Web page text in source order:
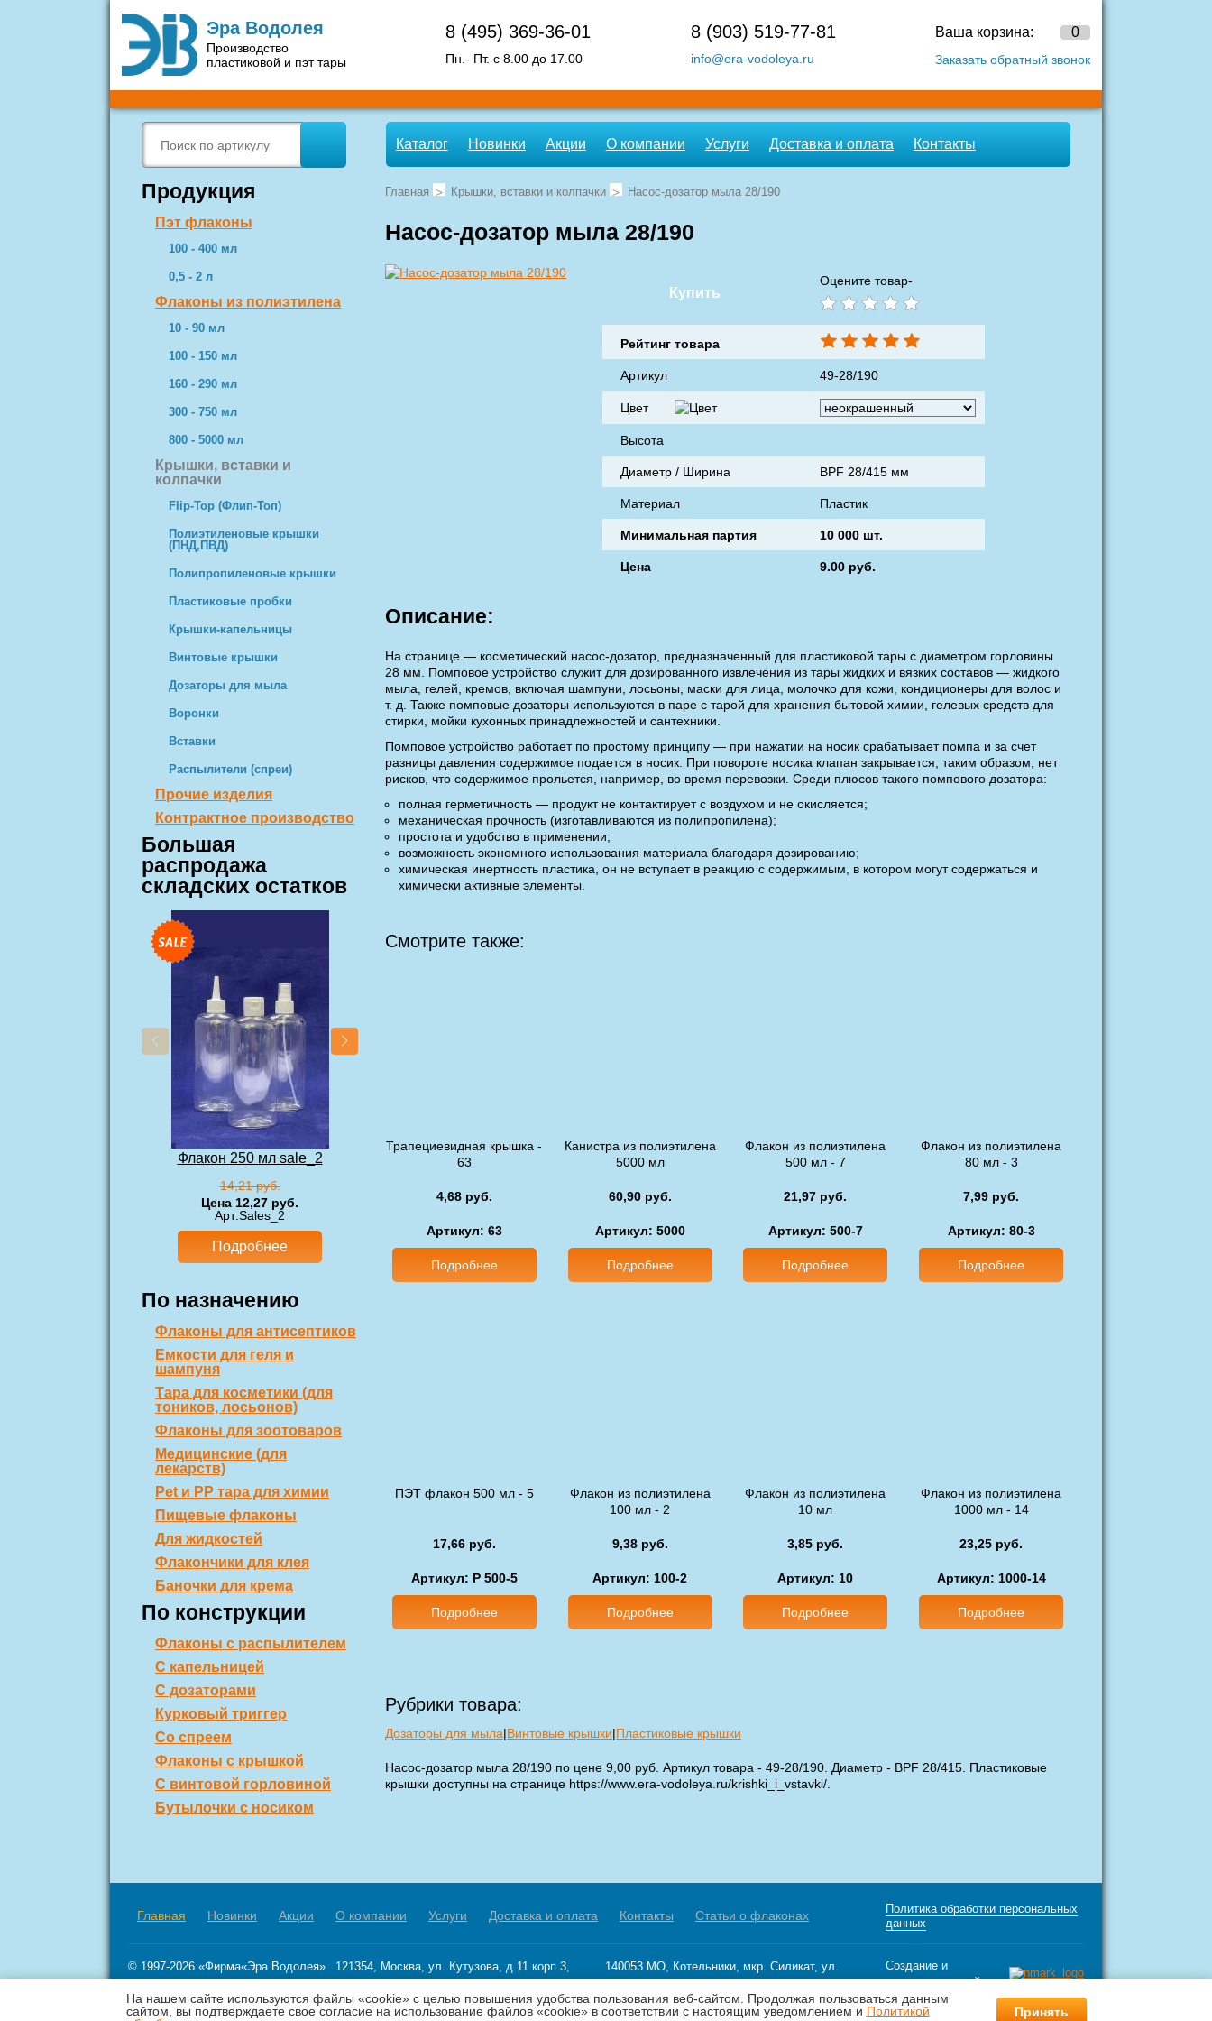
Эра Водолея
Производство
пластиковой и пэт тары
8 (495) 369-36-01
Пн.- Пт. c 8.00 до 17.00
8 (903) 519-77-81
info@era-vodoleya.ru
Ваша корзина: 0
Заказать обратный звонок
Каталог Новинки Акции О компании Услуги Доставка и оплата Контакты
Продукция
Пэт флаконы
100 - 400 мл
0,5 - 2 л
Флаконы из полиэтилена
10 - 90 мл
100 - 150 мл
160 - 290 мл
300 - 750 мл
800 - 5000 мл
Крышки, вставки и
колпачки
Flip-Top (Флип-Топ)
Полиэтиленовые крышки
(ПНД,ПВД)
Полипропиленовые крышки
Пластиковые пробки
Крышки-капельницы
Винтовые крышки
Дозаторы для мыла
Воронки
Вставки
Распылители (спреи)
Прочие изделия
Контрактное производство
Большая
распродажа
складских остатков
Флакон 250 мл sale_2
14,21 руб.
Цена 12,27 руб.
Арт:Sales_2
Подробнее
Флакон 1000 мл sale_6
По назначению
Флаконы для антисептиков
Емкости для геля и
шампуня
Тара для косметики (для
тоников, лосьонов)
Флаконы для зоотоваров
Медицинские (для
лекарств)
Pet и PP тара для химии
Пищевые флаконы
Для жидкостей
Флакончики для клея
Баночки для крема
По конструкции
Флаконы с распылителем
С капельницей
С дозаторами
Курковый триггер
Со спреем
Флаконы с крышкой
С винтовой горловиной
Бутылочки с носиком
Главная Крышки, вставки и колпачки Насос-дозатор мыла 28/190
Насос-дозатор мыла 28/190
Купить
Оцените товар-
Рейтинг товара
Артикул 49-28/190
Цвет
Высота
Диаметр / Ширина BPF 28/415 мм
Материал Пластик
Минимальная партия 10 000 шт.
Цена 9.00 руб.
Описание:
На странице — косметический насос-дозатор, предназначенный для пластиковой тары с диаметром горловины
28 мм. Помповое устройство служит для дозированного извлечения из тары жидких и вязких составов — жидкого
мыла, гелей, кремов, включая шампуни, лосьоны, маски для лица, молочко для кожи, кондиционеры для волос и
т. д. Также помповые дозаторы используются в паре с тарой для хранения бытовой химии, гелевых средств для
стирки, мойки кухонных принадлежностей и сантехники.
Помповое устройство работает по простому принципу — при нажатии на носик срабатывает помпа и за счет
разницы давления содержимое подается в носик. При повороте носика клапан закрывается, таким образом, нет
рисков, что содержимое прольется, например, во время перевозки. Среди плюсов такого помпового дозатора:
полная герметичность — продукт не контактирует с воздухом и не окисляется;
механическая прочность (изготавливаются из полипропилена);
простота и удобство в применении;
возможность экономного использования материала благодаря дозированию;
химическая инертность пластика, он не вступает в реакцию с содержимым, в котором могут содержаться и
химически активные элементы.
Смотрите также:
Трапециевидная крышка -
63
4,68 руб.
Артикул: 63
Подробнее
Канистра из полиэтилена
5000 мл
60,90 руб.
Артикул: 5000
Подробнее
Флакон из полиэтилена
500 мл - 7
21,97 руб.
Артикул: 500-7
Подробнее
Флакон из полиэтилена
80 мл - 3
7,99 руб.
Артикул: 80-3
Подробнее
ПЭТ флакон 500 мл - 5
17,66 руб.
Артикул: P 500-5
Подробнее
Флакон из полиэтилена
100 мл - 2
9,38 руб.
Артикул: 100-2
Подробнее
Флакон из полиэтилена
10 мл
3,85 руб.
Артикул: 10
Подробнее
Флакон из полиэтилена
1000 мл - 14
23,25 руб.
Артикул: 1000-14
Подробнее
Рубрики товара:
Дозаторы для мыла|Винтовые крышки|Пластиковые крышки
Насос-дозатор мыла 28/190 по цене 9,00 руб. Артикул товара - 49-28/190. Диаметр - BPF 28/415. Пластиковые
крышки доступны на странице https://www.era-vodoleya.ru/krishki_i_vstavki/.
Главная Новинки Акции О компании Услуги Доставка и оплата Контакты Статьи о флаконах
Политика обработки персональных
данных
© 1997-2026 «Фирма«Эра Водолея»
info@era-vodoleya.ru
121354, Москва, ул. Кутузова, д.11 корп.3,
Телефон 8 (903) 519-77-81
140053 МО, Котельники,мкр. Силикат, ул.
Телефон8 (495) 369-36-01
Создание и
продвижение сайтов
На нашем сайте используются файлы «cookie» с целью повышения удобства пользования веб-сайтом. Продолжая пользоваться данным
сайтом, вы подтверждаете свое согласие на использование файлов «cookie» в соответствии с настоящим уведомлением и Политикой
Принять